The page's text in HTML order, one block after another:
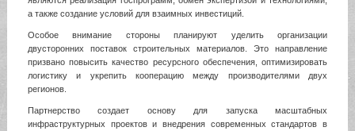
а также создание условий для взаимных инвестиций.
Особое внимание стороны планируют уделить организации
двусторонних поставок строительных материалов. Это направление
призвано повысить качество ресурсного обеспечения, оптимизировать
логистику и укрепить кооперацию между производителями двух
регионов.
Партнерство создает основу для запуска масштабных
инфраструктурных проектов и внедрения современных стандартов в